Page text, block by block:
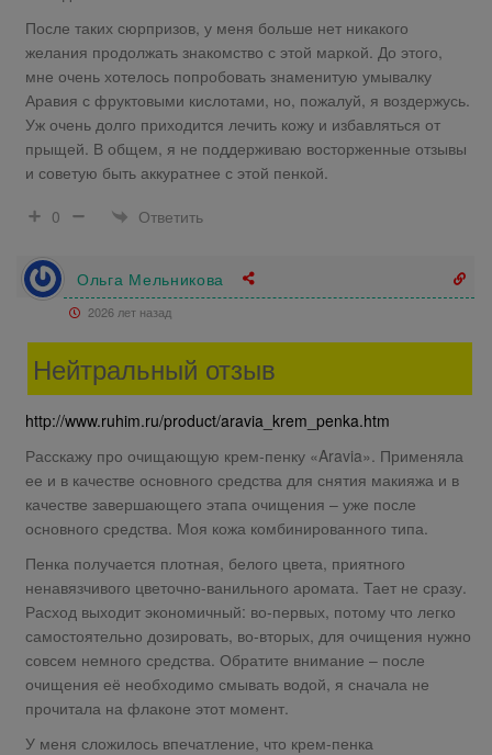
После таких сюрпризов, у меня больше нет никакого
желания продолжать знакомство с этой маркой. До этого,
мне очень хотелось попробовать знаменитую умывалку
Аравия с фруктовыми кислотами, но, пожалуй, я воздержусь.
Уж очень долго приходится лечить кожу и избавляться от
прыщей. В общем, я не поддерживаю восторженные отзывы
и советую быть аккуратнее с этой пенкой.
0
Ответить
Ольга Мельникова
2026 лет назад
Нейтральный отзыв
http://www.ruhim.ru/product/aravia_krem_penka.htm
Расскажу про очищающую крем-пенку «Aravia». Применяла
ее и в качестве основного средства для снятия макияжа и в
качестве завершающего этапа очищения – уже после
основного средства. Моя кожа комбинированного типа.
Пенка получается плотная, белого цвета, приятного
ненавязчивого цветочно-ванильного аромата. Тает не сразу.
Расход выходит экономичный: во-первых, потому что легко
самостоятельно дозировать, во-вторых, для очищения нужно
совсем немного средства. Обратите внимание – после
очищения её необходимо смывать водой, я сначала не
прочитала на флаконе этот момент.
У меня сложилось впечатление, что крем-пенка